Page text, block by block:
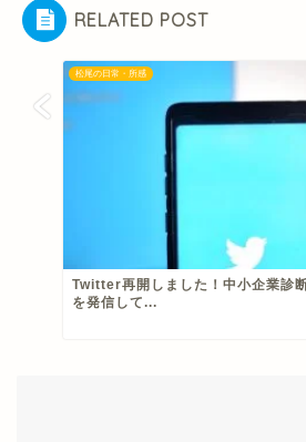
RELATED POST
松尾の日常・所感
Twitter再開しました！中小企業診
を発信して...